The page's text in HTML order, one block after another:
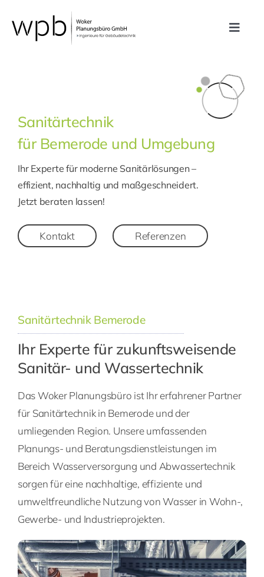
Inhalt
springen
Toggle
Unternehmen
Karriere
Sanitärtechnik
für Bemerode und Umgebung
Ihr Experte für moderne Sanitärlösungen –
effizient, nachhaltig und maßgeschneidert.
Jetzt beraten lassen!
Kontakt Referenzen
Sanitärtechnik Bemerode
Ihr Experte für zukunftsweisende
Sanitär- und Wassertechnik
Das Woker Planungsbüro ist Ihr erfahrener Partner
für Sanitärtechnik in Bemerode und der
umliegenden Region. Unsere umfassenden
Planungs- und Beratungsdienstleistungen im
Bereich Wasserversorgung und Abwassertechnik
sorgen für eine nachhaltige, effiziente und
umweltfreundliche Nutzung von Wasser in Wohn-,
Gewerbe- und Industrieprojekten.